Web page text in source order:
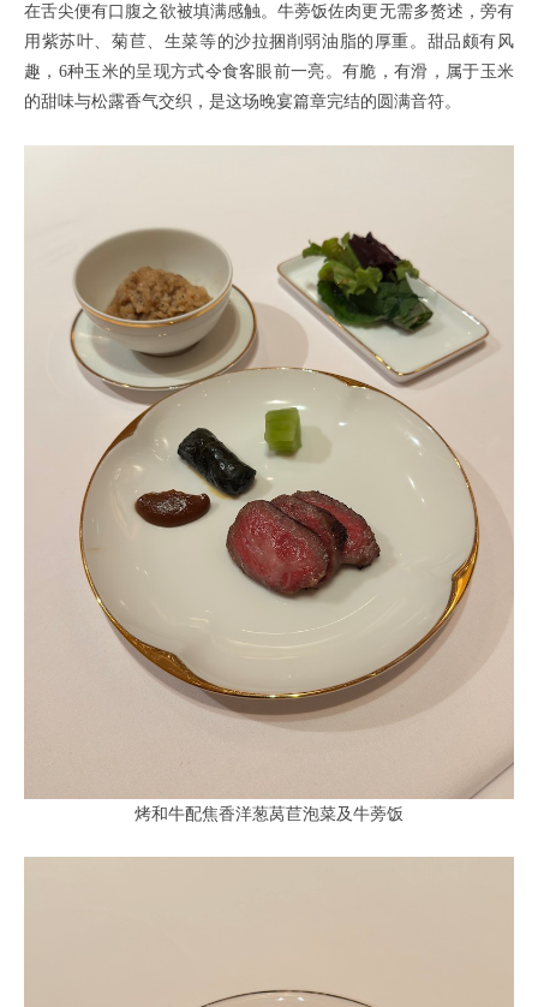
在舌尖便有口腹之欲被填满感触。牛蒡饭佐肉更无需多赘述，旁有
用紫苏叶、菊苣、生菜等的沙拉捆削弱油脂的厚重。甜品颇有风
趣，6种玉米的呈现方式令食客眼前一亮。有脆，有滑，属于玉米
的甜味与松露香气交织，是这场晚宴篇章完结的圆满音符。
烤和牛配焦香洋葱莴苣泡菜及牛蒡饭